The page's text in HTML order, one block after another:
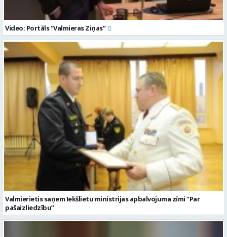
Valmierietis saņem Iekšlietu ministrijas apbalvojuma zīmi “Par
pašaizliedzību”